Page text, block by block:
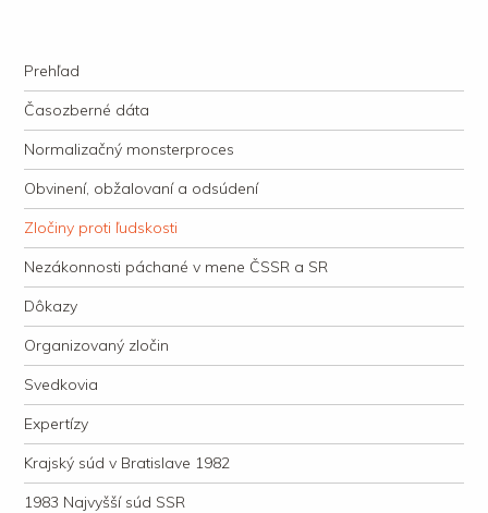
justície
Navigation
Skip to content
Prehľad
Časozberné dáta
Normalizačný monsterproces
Obvinení, obžalovaní a odsúdení
Zločiny proti ľudskosti
Nezákonnosti páchané v mene ČSSR a SR
Dôkazy
Organizovaný zločin
Svedkovia
Expertízy
Krajský súd v Bratislave 1982
1983 Najvyšší súd SSR